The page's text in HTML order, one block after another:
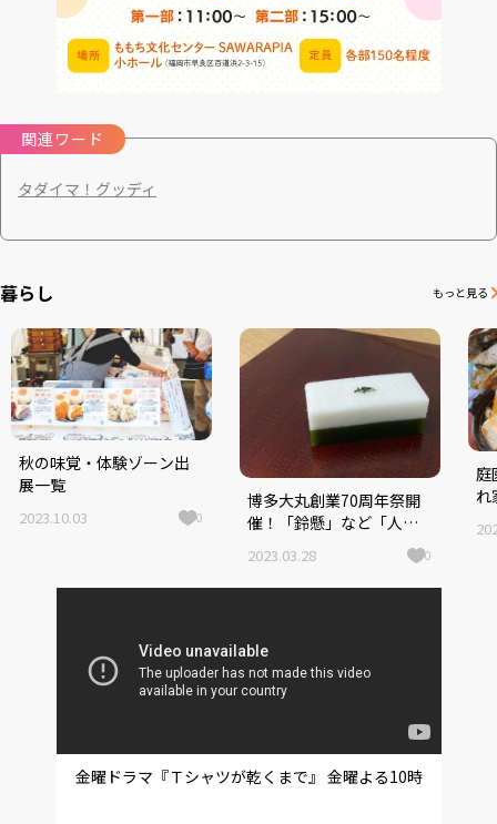
関連ワード
タダイマ！ グッディ
暮らし もっと見る
秋の味覚・体験ゾーン出
展一覧
2023.10.03 0
博多大丸創業70周年祭開
催！「鈴懸」など「人気
店×九州の食」限定コラ
ボ商品も
2023.03.28 0
庭
れ
石
金曜ドラマ『Ｔシャツが乾くまで』 金曜よる10時